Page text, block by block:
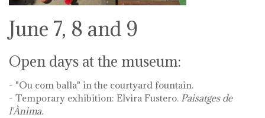
June 7, 8 and 9
Open days at the museum:
- "Ou com balla" in the courtyard fountain.
- Temporary exhibition: Elvira Fustero. Paisatges de
l'Ànima.